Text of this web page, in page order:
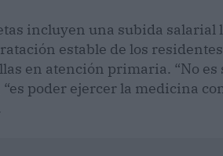
incluyen una subida salarial
estable de los
en atención primaria. “No es
poder ejercer la medicina